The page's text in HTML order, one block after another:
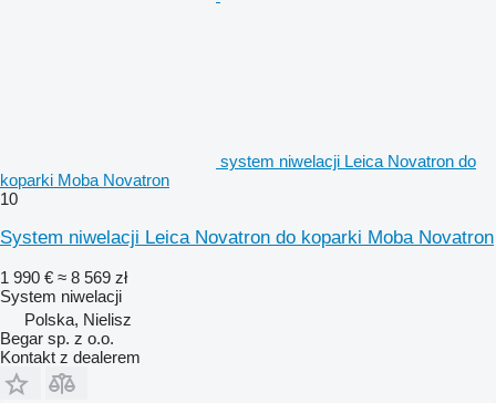
system niwelacji Leica Novatron do
koparki Moba Novatron
10
System niwelacji Leica Novatron do koparki Moba Novatron
1 990 € ≈ 8 569 zł
System niwelacji
Polska, Nielisz
Begar sp. z o.o.
Kontakt z dealerem